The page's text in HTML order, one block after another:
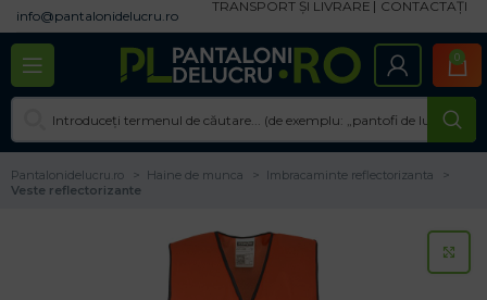
info@pantalonidelucru.ro
TRANSPORT ȘI LIVRARE CONTACTAȚI
0
Pantalonidelucru.ro Haine de munca
Imbracaminte reflectorizanta
Veste reflectorizante